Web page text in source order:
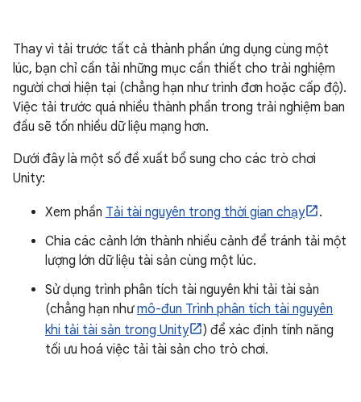
Thay vì tải trước tất cả thành phần ứng dụng cùng một
lúc, bạn chỉ cần tải những mục cần thiết cho trải nghiệm
người chơi hiện tại (chẳng hạn như trình đơn hoặc cấp độ).
Việc tải trước quá nhiều thành phần trong trải nghiệm ban
đầu sẽ tốn nhiều dữ liệu mạng hơn.
Dưới đây là một số đề xuất bổ sung cho các trò chơi
Unity:
Xem phần Tải tài nguyên trong thời gian chạy
.
Chia các cảnh lớn thành nhiều cảnh để tránh tải một
lượng lớn dữ liệu tài sản cùng một lúc.
Sử dụng trình phân tích tài nguyên khi tải tài sản
(chẳng hạn nhưmô-đun Trình phân tích tài nguyên
khi tải tài sản trong Unity
) để xác định tính năng
tối ưu hoá việc tải tài sản cho trò chơi.